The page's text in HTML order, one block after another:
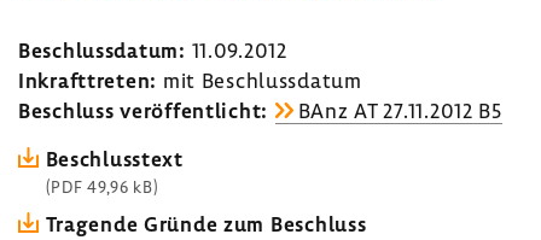
Beschluss­datum: 11.09.2012
Inkraft­treten: mit Beschluss­datum
Beschluss veröf­fent­licht:
BAnz AT 27.11.2012 B5
Beschluss­text
(PDF 49,96 kB)
Tragende Gründe zum Beschluss